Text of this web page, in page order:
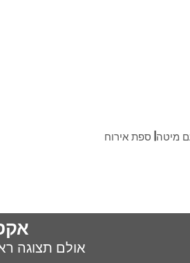
מיטה| ספת אירוח
אולם תצוגה